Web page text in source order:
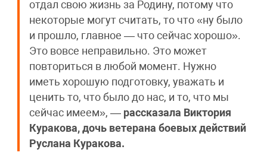
отдал свою жизнь за Родину, потому что
некоторые могут считать, то что «ну было
и прошло, главное — что сейчас хорошо».
Это вовсе неправильно. Это может
повториться в любой момент. Нужно
иметь хорошую подготовку, уважать и
ценить то, что было до нас, и то, что мы
сейчас имеем», —рассказала Виктория
Куракова, дочь ветерана боевых действий
Руслана Куракова.